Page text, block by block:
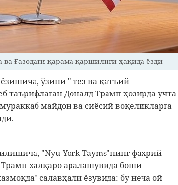
Ғазодаги қарама-қаршилиги ҳақида ёзди
ўзини " тез ва қатъий
таърифлаган Доналд Трамп ҳозирда учта
майдон ва сиёсий воқеликларга
"Nyu-York Tayms"нинг фахрий
халқаро аралашувида боши
салавҳали ёзувида: бу неча ой